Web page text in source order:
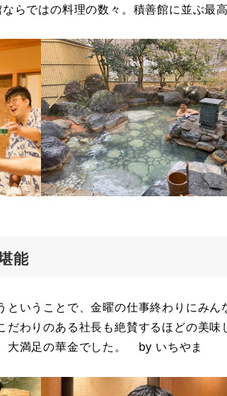
ではの料理の数々。積善館に並ぶ最
能
いうことで、金曜の仕事終わりにみん
わりのある社長も絶賛するほどの美味
大満足の華金でした。 by いちやま